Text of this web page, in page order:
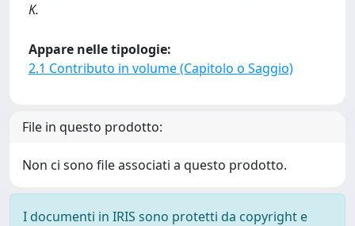
K.
Appare nelle tipologie:
2.1 Contributo in volume (Capitolo o Saggio)
File in questo prodotto:
Non ci sono file associati a questo prodotto.
I documenti in IRIS sono protetti da copyright e